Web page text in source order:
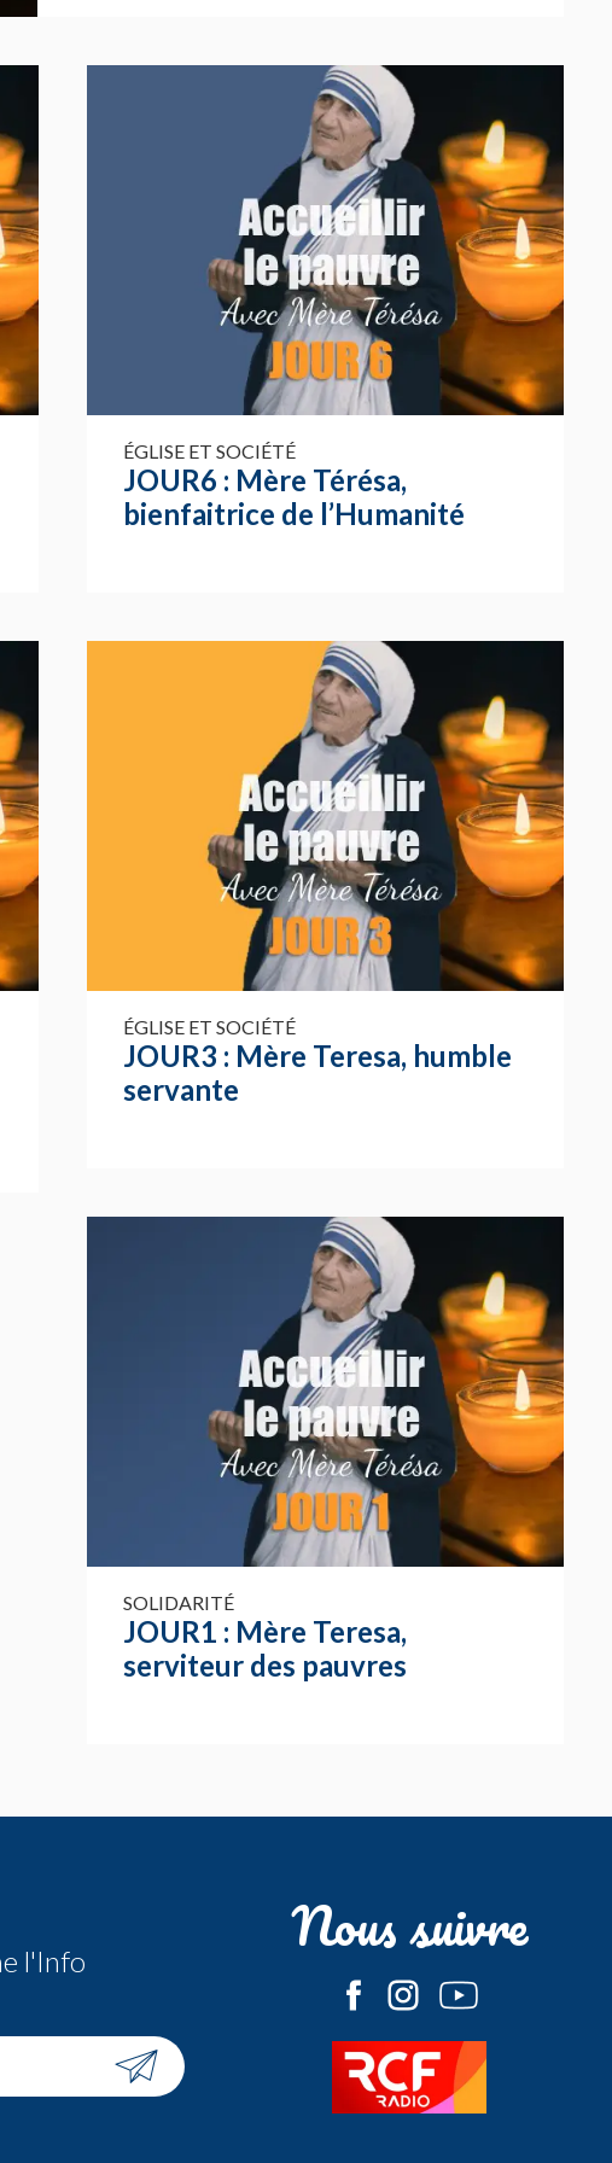
ÉGLISE ET SOCIÉTÉ
JOUR6 : Mère Térésa,
bienfaitrice de l’Humanité
ÉGLISE ET SOCIÉTÉ
JOUR3 : Mère Teresa, humble
servante
SOLIDARITÉ
JOUR1 : Mère Teresa,
serviteur des pauvres
l'Info
Nous suivre